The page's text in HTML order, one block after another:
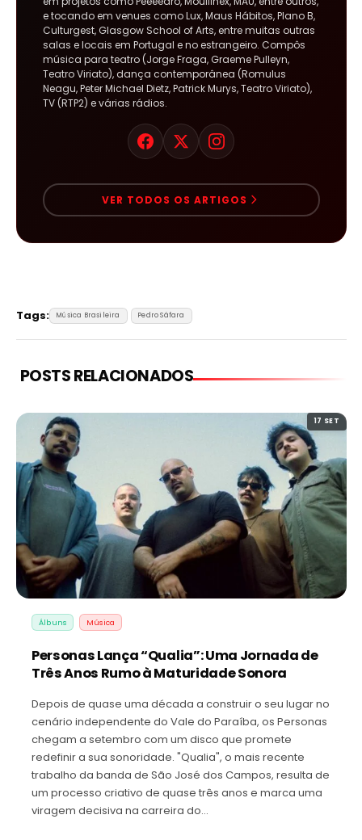
e tocando em venues como Lux, Maus Hábitos, Plano B,
Culturgest, Glasgow School of Arts, entre muitas outras
salas e locais em Portugal e no estrangeiro. Compôs
música para teatro (Jorge Fraga, Graeme Pulleyn,
Teatro Viriato), dança contemporânea (Romulus
Neagu, Peter Michael Dietz, Patrick Murys, Teatro Viriato),
TV (RTP2) e várias rádios.
VER TODOS OS ARTIGOS
Tags: Música Brasileira Pedro Sáfara
POSTS RELACIONADOS
17 SET
Álbuns Música
Personas Lança “Qualia”: Uma Jornada de
Três Anos Rumo à Maturidade Sonora
Depois de quase uma década a construir o seu lugar no
cenário independente do Vale do Paraíba, os Personas
chegam a setembro com um disco que promete
redefinir a sua sonoridade. "Qualia", o mais recente
trabalho da banda de São José dos Campos, resulta de
um processo criativo de quase três anos e marca uma
viragem decisiva na carreira do…